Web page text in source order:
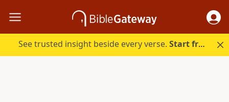
See trusted insight beside every verse.Start free.